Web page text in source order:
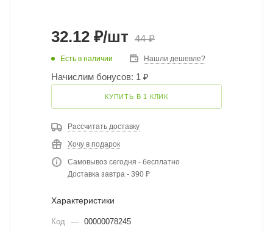
32.12 ₽/шт 44₽
Есть в наличии Нашли дешевле?
Начислим бонусов: 1 ₽
КУПИТЬ В 1 КЛИК
Рассчитать доставку
Хочу в подарок
Самовывоз сегодня - бесплатно
Доставка завтра - 390 ₽
Характеристики
Код — 00000078245